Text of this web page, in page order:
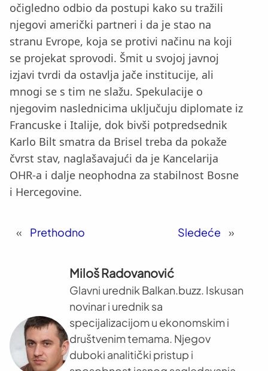
očigledno odbio da postupi kako su tražili
njegovi američki partneri i da je stao na
stranu Evrope, koja se protivi načinu na koji
se projekat sprovodi. Šmit u svojoj javnoj
izjavi tvrdi da ostavlja jače institucije, ali
mnogi se s tim ne slažu. Spekulacije o
njegovim naslednicima uključuju diplomate iz
Francuske i Italije, dok bivši potpredsednik
Karlo Bilt smatra da Brisel treba da pokaže
čvrst stav, naglašavajući da je Kancelarija
OHR-a i dalje neophodna za stabilnost Bosne
i Hercegovine.
« Prethodno Sledeće »
Miloš Radovanović
Glavni urednik Balkan.buzz. Iskusan
novinar i urednik sa
specijalizacijom u ekonomskim i
društvenim temama. Njegov
duboki analitički pristup i